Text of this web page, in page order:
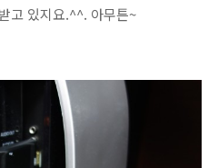
고 있지요.^^. 아무튼~